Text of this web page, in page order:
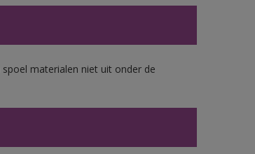
materialen niet uit onder de